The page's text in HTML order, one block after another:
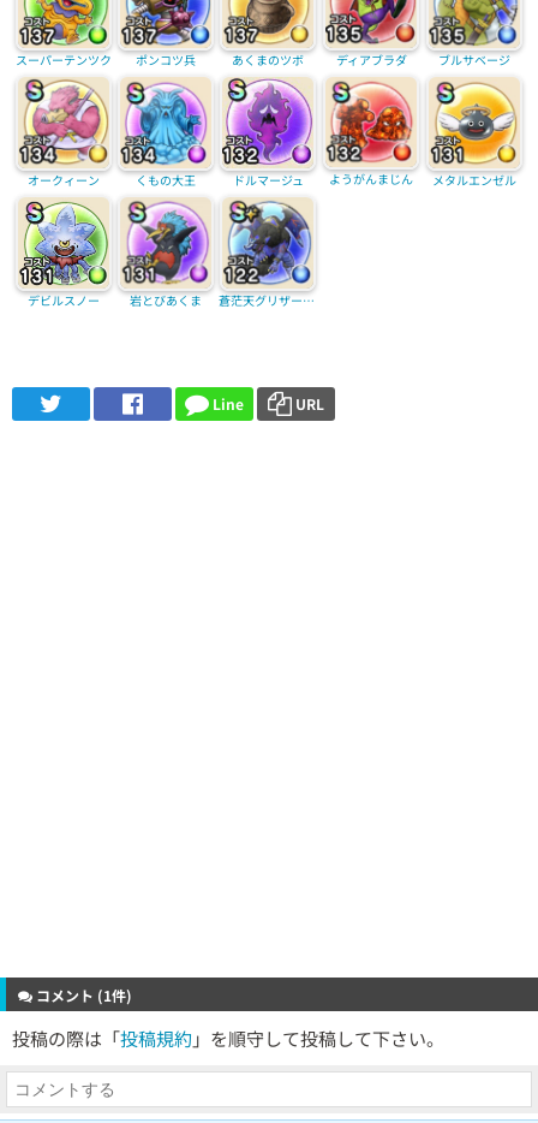
スーパーテンツク ポンコツ兵 あくまのツボ ディアブラダ ブルサベージ
オークィーン くもの大王 ドルマージュ ようがんまじん メタルエンゼル
デビルスノー 岩とびあくま 蒼茫天グリザード(覚醒)
Line URL
コメント (1件)
投稿の際は「投稿規約 」を順守して投稿して下さい。